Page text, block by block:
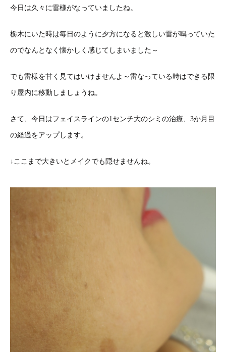
今日は久々に雷様がなっていましたね。
栃木にいた時は毎日のように夕方になると激しい雷が鳴っていた
のでなんとなく懐かしく感じてしまいました～
でも雷様を甘く見てはいけませんよ～雷なっている時はできる限
り屋内に移動しましょうね。
さて、今日はフェイスラインの1センチ大のシミの治療、3か月目
の経過をアップします。
↓ここまで大きいとメイクでも隠せませんね。